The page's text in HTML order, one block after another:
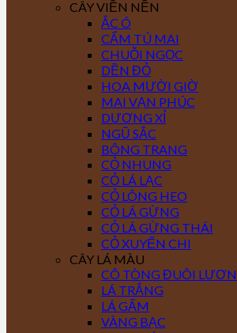
CÂY VIỀN NỀN
ẮC Ó
CẨM TÚ MAI
CHUỖI NGỌC
DỀN ĐỎ
HOA MƯỜI GIỜ
MAI VẠN PHÚC
DƯƠNG XỈ
NGŨ SẮC
BÔNG TRANG
CỎ NHUNG
CỎ LÁ LẠC
CỎ LÔNG HEO
CỎ LÁ GỪNG
CỎ LÁ GỪNG THÁI
CỎ XUYẾN CHI
CÂY LÁ MÀU
CÔ TÒNG ĐUÔI LƯƠN
LÁ TRẮNG
LÁ GẤM
VÀNG BẠC